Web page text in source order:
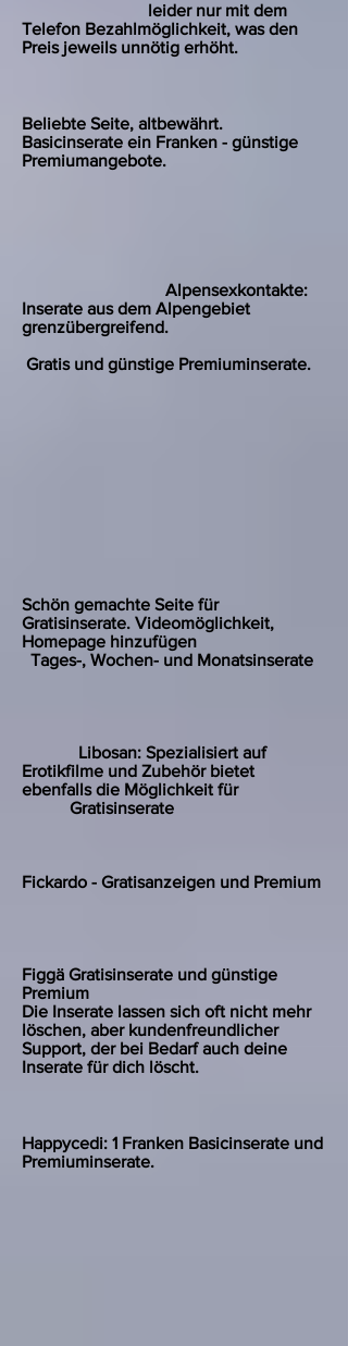
leider nur mit dem
Telefon Bezahlmöglichkeit, was den
Preis jeweils unnötig erhöht.
Beliebte Seite, altbewährt.
Basicinserate ein Franken - günstige
Premiumangebote.
Alpensexkontakte:
Inserate aus dem Alpengebiet
grenzübergreifend.
Gratis und günstige Premiuminserate.
Schön gemachte Seite für
Gratisinserate. Videomöglichkeit,
Homepage hinzufügen
Tages-, Wochen- und Monatsinserate
Libosan: Spezialisiert auf
Erotikfilme und Zubehör bietet
ebenfalls die Möglichkeit für
Gratisinserate
Fickardo - Gratisanzeigen und Premium
Figgä Gratisinserate und günstige
Premium
Die Inserate lassen sich oft nicht mehr
löschen, aber kundenfreundlicher
Support, der bei Bedarf auch deine
Inserate für dich löscht.
Happycedi: 1 Franken Basicinserate und
Premiuminserate.